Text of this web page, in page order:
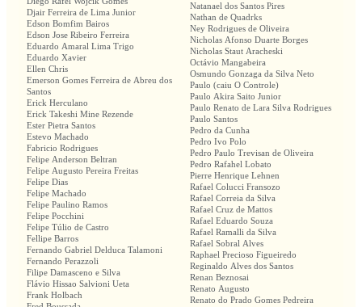
Djair Ferreira de Lima Junior
Edson Bomfim Bairos
Edson Jose Ribeiro Ferreira
Eduardo Amaral Lima Trigo
Eduardo Xavier
Ellen Chris
Emerson Gomes Ferreira de Abreu dos
Santos
Erick Herculano
Erick Takeshi Mine Rezende
Ester Pietra Santos
Estevo Machado
Fabricio Rodrigues
Felipe Anderson Beltran
Felipe Augusto Pereira Freitas
Felipe Dias
Felipe Machado
Felipe Paulino Ramos
Felipe Pocchini
Felipe Túlio de Castro
Fellipe Barros
Fernando Gabriel Delduca Talamoni
Fernando Perazzoli
Filipe Damasceno e Silva
Flávio Hissao Salvioni Ueta
Frank Holbach
Natanael dos Santos Pires
Nathan de Quadrks
Ney Rodrigues de Oliveira
Nicholas Afonso Duarte Borges
Nicholas Staut Aracheski
Octávio Mangabeira
Osmundo Gonzaga da Silva Neto
Paulo (caiu O Controle)
Paulo Akira Saito Junior
Paulo Renato de Lara Silva Rodrigues
Paulo Santos
Pedro da Cunha
Pedro Ivo Polo
Pedro Paulo Trevisan de Oliveira
Pedro Rafahel Lobato
Pierre Henrique Lehnen
Rafael Colucci Fransozo
Rafael Correia da Silva
Rafael Cruz de Mattos
Rafael Eduardo Souza
Rafael Ramalli da Silva
Rafael Sobral Alves
Raphael Precioso Figueiredo
Reginaldo Alves dos Santos
Renan Beznosai
Renato Augusto
Renato do Prado Gomes Pedreira